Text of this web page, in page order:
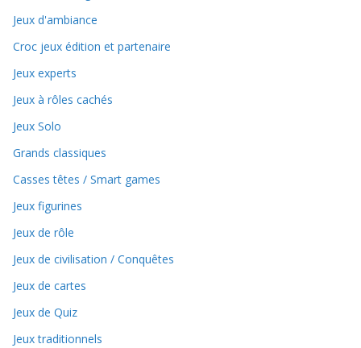
Jeux d'ambiance
Croc jeux édition et partenaire
Jeux experts
Jeux à rôles cachés
Jeux Solo
Grands classiques
Casses têtes / Smart games
Jeux figurines
Jeux de rôle
Jeux de civilisation / Conquêtes
Jeux de cartes
Jeux de Quiz
Jeux traditionnels